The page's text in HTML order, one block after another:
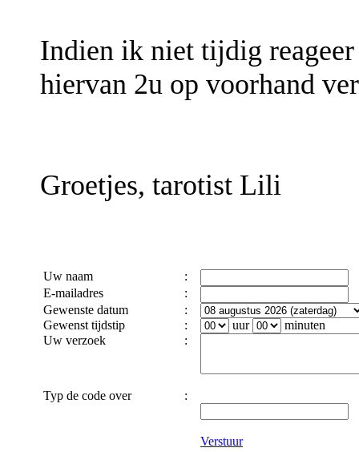
Indien ik niet tijdig
hiervan 2u op voorhand
Groetjes, tarotist Lili
Uw naam
:
E-mailadres
:
Gewenste datum
:
Gewenst tijdstip
: uur
minuten
Uw verzoek
:
Typ de code over :
Verstuur